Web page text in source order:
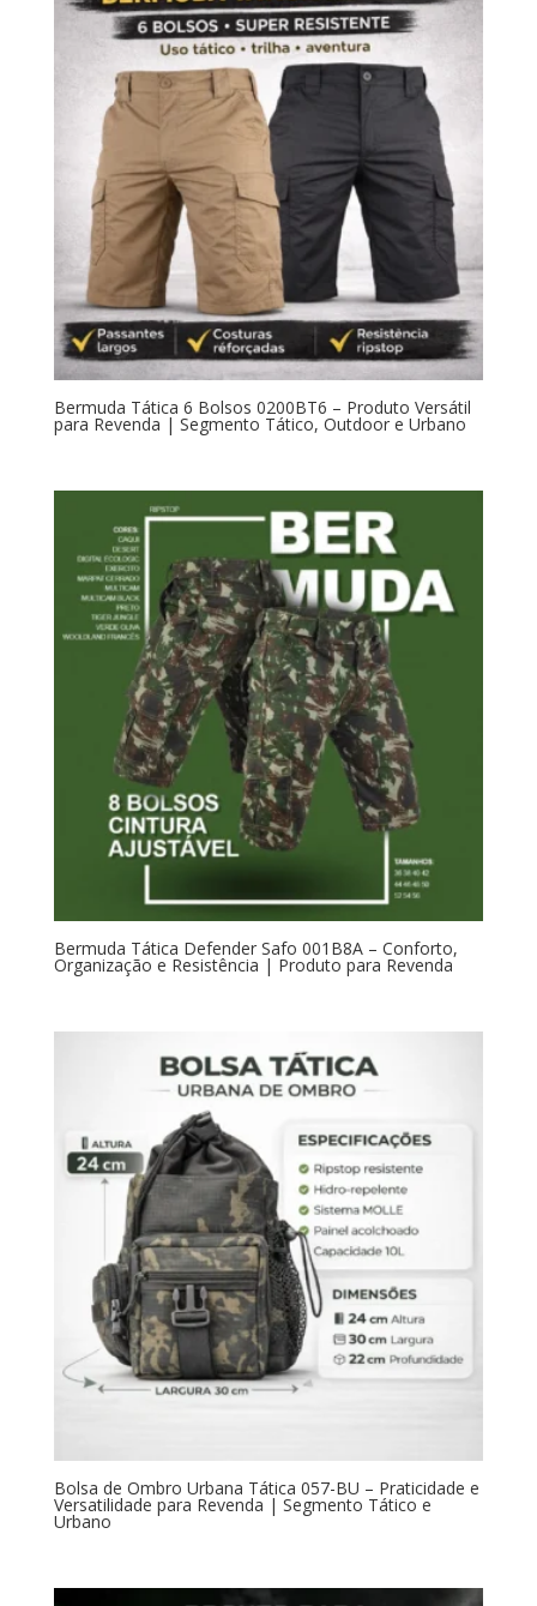
Bermuda Tática 6 Bolsos 0200BT6 – Produto Versátil
para Revenda | Segmento Tático, Outdoor e Urbano
Bermuda Tática Defender Safo 001B8A – Conforto,
Organização e Resistência | Produto para Revenda
Bolsa de Ombro Urbana Tática 057-BU – Praticidade e
Versatilidade para Revenda | Segmento Tático e
Urbano